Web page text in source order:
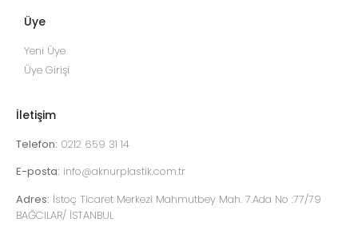
Üye
Yeni Üye
Üye Girişi
İletişim
Telefon: 0212 659 31 14
E-posta: info@aknurplastik.com.tr
Adres: İstoç Ticaret Merkezi Mahmutbey Mah. 7.Ada No :77/79
BAĞCILAR/ İSTANBUL